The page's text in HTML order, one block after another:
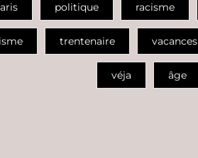
politique racisme
trentenaire vacances
véja âge